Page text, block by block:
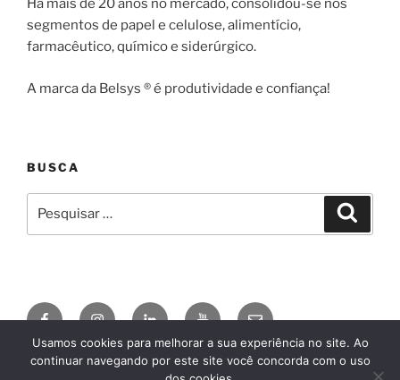
Há mais de 20 anos no mercado, consolidou-se nos
segmentos de papel e celulose, alimentício,
farmacêutico, químico e siderúrgico.
A marca da Belsys ® é produtividade e confiança!
BUSCA
por:
FacebookInstagramLinkedinYouTubeE-
mail
© 2026BELSYS ENGENHARIA AgDSN, byClaudio
Usamos cookies para melhorar a sua experiência no site. Ao
continuar navegando por este site você concorda com o uso